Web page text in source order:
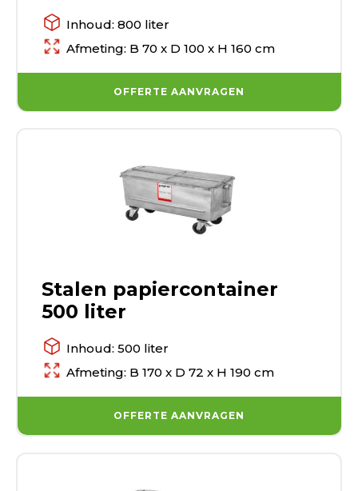
Inhoud: 800 liter
Afmeting: B 70 x D 100 x H 160 cm
OFFERTE AANVRAGEN
Stalen papiercontainer
500 liter
Inhoud: 500 liter
Afmeting: B 170 x D 72 x H 190 cm
OFFERTE AANVRAGEN